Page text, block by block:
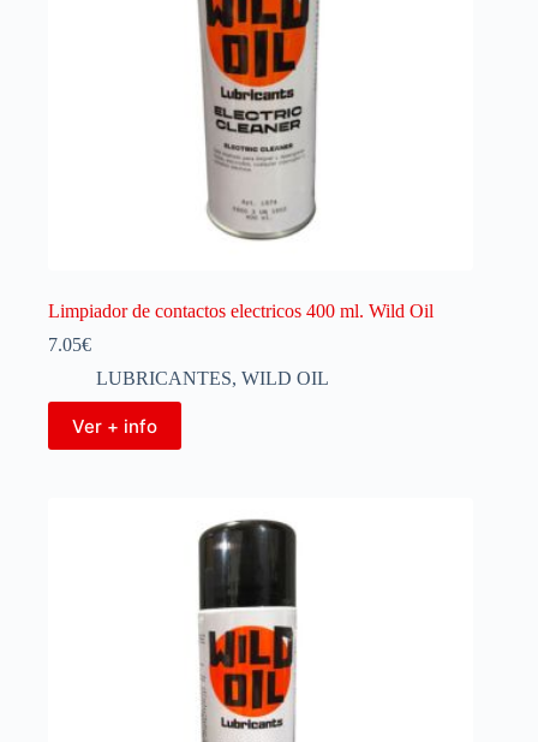
Limpiador de contactos electricos 400 ml. Wild Oil
7.05€
LUBRICANTES, WILD OIL
Ver + info